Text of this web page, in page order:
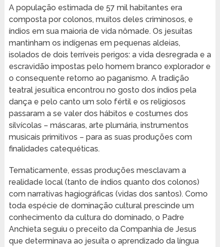
A população estimada de 57 mil habitantes era
composta por colonos, muitos deles criminosos, e
índios em sua maioria de vida nômade. Os jesuítas
mantinham os indígenas em pequenas aldeias,
isolados de dois terríveis perigos: a vida desregrada e a
escravidão impostas pelo homem branco explorador e
o consequente retorno ao paganismo. A tradição
teatral jesuítica encontrou no gosto dos índios pela
dança e pelo canto um solo fértil e os religiosos
passaram a se valer dos hábitos e costumes dos
silvícolas – máscaras, arte plumária, instrumentos
musicais primitivos – para as suas produções com
finalidades catequéticas.
Tematicamente, essas produções mesclavam a
realidade local (tanto de índios quanto dos colonos)
com narrativas hagiográficas (vidas dos santos). Como
toda espécie de dominação cultural prescinde um
conhecimento da cultura do dominado, o Padre
Anchieta seguiu o preceito da Companhia de Jesus
que determinava ao jesuíta o aprendizado da língua